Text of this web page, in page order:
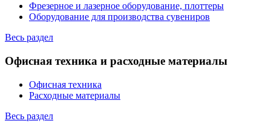
Фрезерное и лазерное оборудование, плоттеры
Оборудование для производства сувениров
Весь раздел
Офисная техника и расходные материалы
Офисная техника
Расходные материалы
Весь раздел